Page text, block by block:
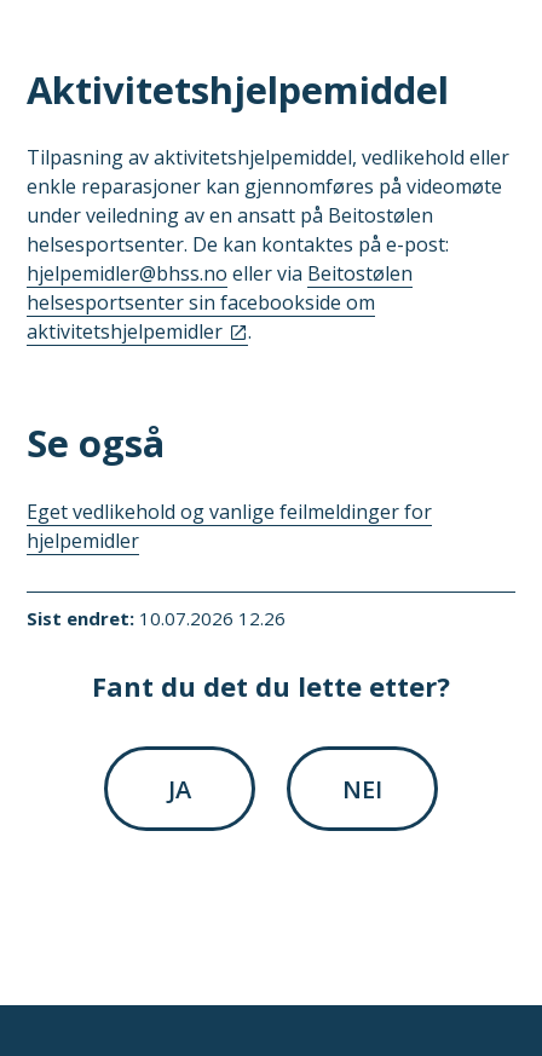
Aktivitetshjelpemiddel
Tilpasning av aktivitetshjelpemiddel, vedlikehold eller
enkle reparasjoner kan gjennomføres på videomøte
under veiledning av en ansatt på Beitostølen
helsesportsenter. De kan kontaktes på e-post:
hjelpemidler@bhss.no eller via Beitostølen
helsesportsenter sin facebookside om
aktivitetshjelpemidler
.
Se også
Eget vedlikehold og vanlige feilmeldinger for
hjelpemidler
Sist endret 10.07.2026 12.26
Fant du det du lette etter?
JA NEI